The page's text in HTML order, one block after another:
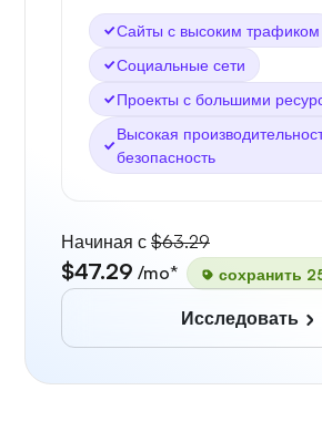
Сайты с высоким трафиком
Социальные сети
Проекты с большими
Высокая
безопасность
Начиная с $63.29
$47.29 /mo* сохранить
Исследовать